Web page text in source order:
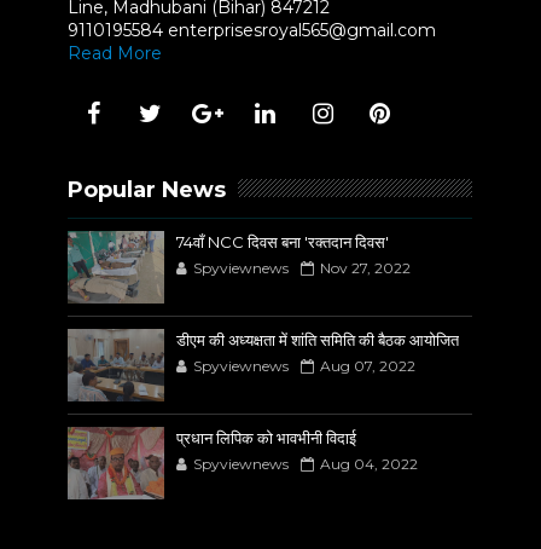
Line, Madhubani (Bihar) 847212
9110195584 enterprisesroyal565@gmail.com
Read More
Popular News
74वाँ NCC दिवस बना 'रक्तदान दिवस'
Spyviewnews Nov 27, 2022
डीएम की अध्यक्षता में शांति समिति की बैठक आयोजित
Spyviewnews Aug 07, 2022
प्रधान लिपिक को भावभीनी विदाई
Spyviewnews Aug 04, 2022